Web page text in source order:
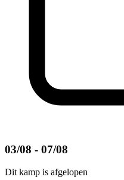
03/08 - 07/08
Dit kamp is afgelopen